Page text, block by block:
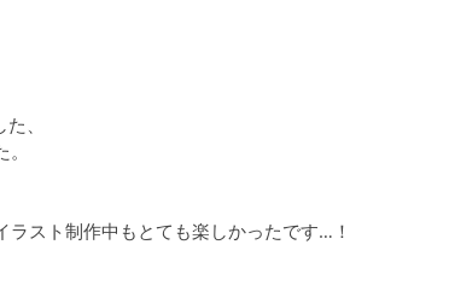
、
スト制作中もとても楽しかったです…！